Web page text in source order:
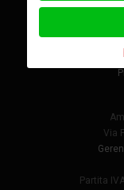
Via
Partita